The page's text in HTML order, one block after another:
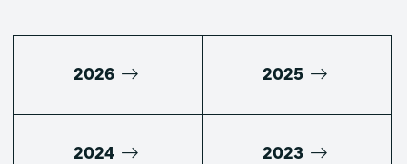
2026 2025
2024 2023